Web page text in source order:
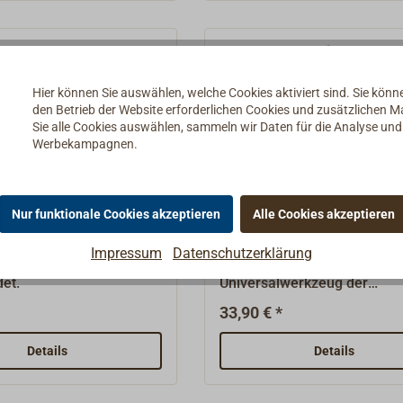
Edelstahlguss
aus Edelstahl,
Details
Marlspieker /
WICHARD
Aus Edelstahl geschmiedetes
Universalwerkzeug der
Qualitätsmarke WICHARD.Mit
eingearbeiteter Keep im
Marlspieker und
geformtem Handgriff.
33,90 € *
Details
Hier können Sie auswählen, welche Cookies aktiviert sind. Sie
den Betrieb der Website erforderlichen Cookies und zusätzlichen
Sie alle Cookies auswählen, sammeln wir Daten für die Analyse
Werbekampagnen.
Nur funktionale Cookies akzeptieren Alle Cookies akzeptieren
Impressum Datenschutzerklärung